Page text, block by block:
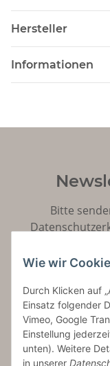
Hersteller
Informationen
Bitte
widerruflich
Wie wir
Durch Klicken auf
Einsatz folgender
Vimeo, Google
Einstellung
unten). Weitere
in unserer